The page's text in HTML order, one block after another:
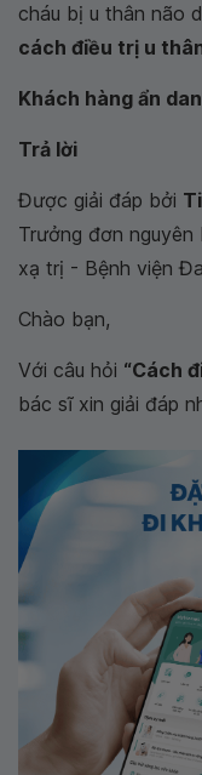
cháu bị u thân não
cách điều trị u
Khách hàng ẩn
Trả lời
Được giải đáp bởi
Trưởng đơn
xạ trị - Bệnh viện
Chào bạn,
Với câu hỏi “Cách
bác sĩ xin giải đáp